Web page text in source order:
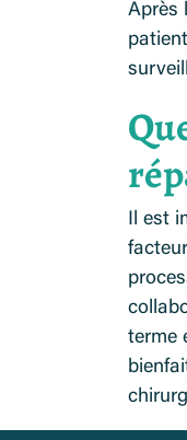
Après
Il est
terme